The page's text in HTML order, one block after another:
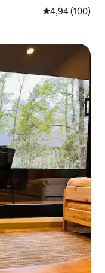
Évaluation
4,94 (100)